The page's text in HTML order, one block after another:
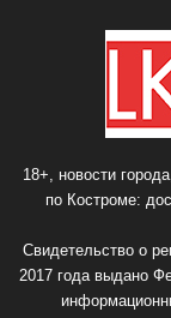
18+, новости
по Костроме:
Свидетельство о
2017 года выдано